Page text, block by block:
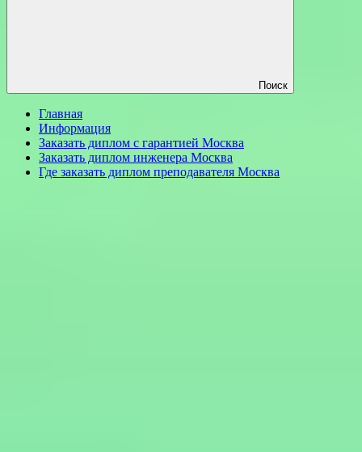
Поиск
Главная
Информация
Заказать диплом с гарантией Москва
Заказать диплом инженера Москва
Где заказать диплом преподавателя Москва